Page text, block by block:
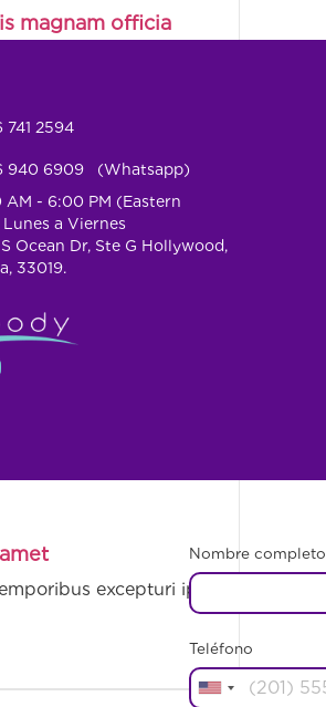
magnam officia
eius
excepturi ipsa
741 2594
940 6909 (Whatsapp)
AM - 6:00 PM (Eastern
Lunes a Viernes
Ocean Dr, Ste G Hollywood,
33019.
Nombre completo
Teléfono